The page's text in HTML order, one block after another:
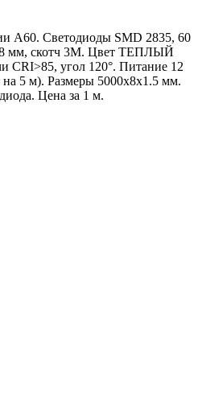
A60. Светодиоды SMD 2835, 60
мм, скотч 3M. Цвет ТЕПЛЫЙ
CRI>85, угол 120°. Питание 12
5 м). Размеры 5000x8x1.5 мм.
Цена за 1 м.